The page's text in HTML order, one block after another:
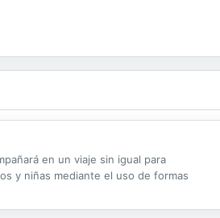
en un viaje sin igual para
y niñas mediante el uso de formas